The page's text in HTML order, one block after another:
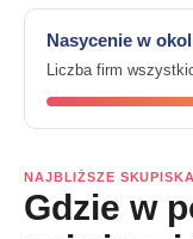
Nasycenie w
Liczba firm
NAJBLIŻSZE SKUPISKA
Gdzie w